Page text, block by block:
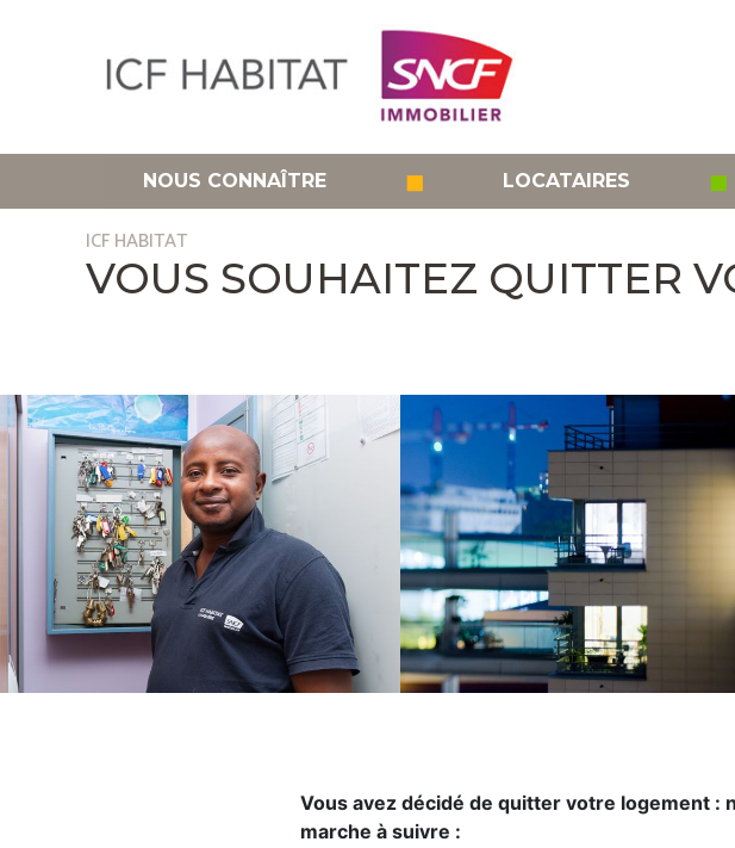
NOUS CONNAÎTRE ◼ LOCATAIRES ◼
ICF HABITAT
VOUS SOUHAITEZ QUITTER
Vous avez décidé de quitter votre logement :
marche à suivre :